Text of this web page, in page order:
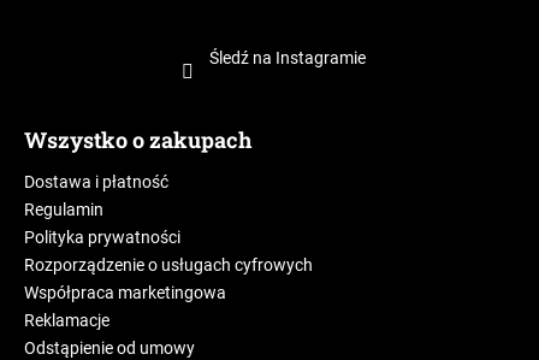
Śledź na Instagramie
Wszystko o zakupach
Dostawa i płatność
Regulamin
Polityka prywatności
Rozporządzenie o usługach cyfrowych
Współpraca marketingowa
Reklamacje
Odstąpienie od umowy